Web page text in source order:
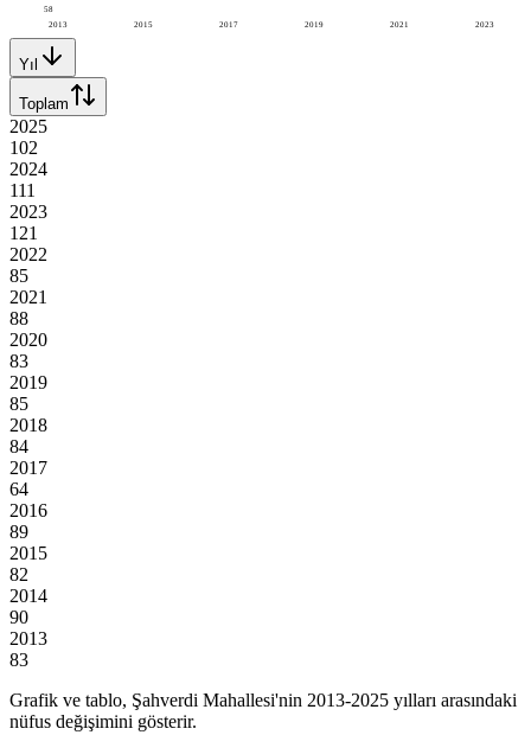
2013 2015 2017 2019 2021 2023
58
Yıl
Toplam
2025
102
2024
111
2023
121
2022
85
2021
88
2020
83
2019
85
2018
84
2017
64
2016
89
2015
82
2014
90
2013
83
Grafik ve tablo, Şahverdi Mahallesi'nin 2013-2025 yılları arasındaki
nüfus değişimini gösterir.